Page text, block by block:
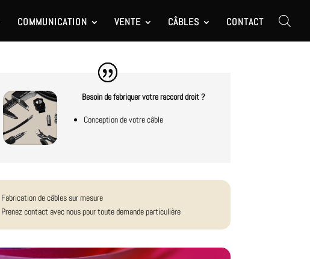
COMMUNICATION VENTE CÂBLES CONTACT
Besoin de fabriquer votre raccord droit ?
Conception de votre câble
Fabrication de câbles sur mesure
Prenez contact avec nous pour toute demande particulière